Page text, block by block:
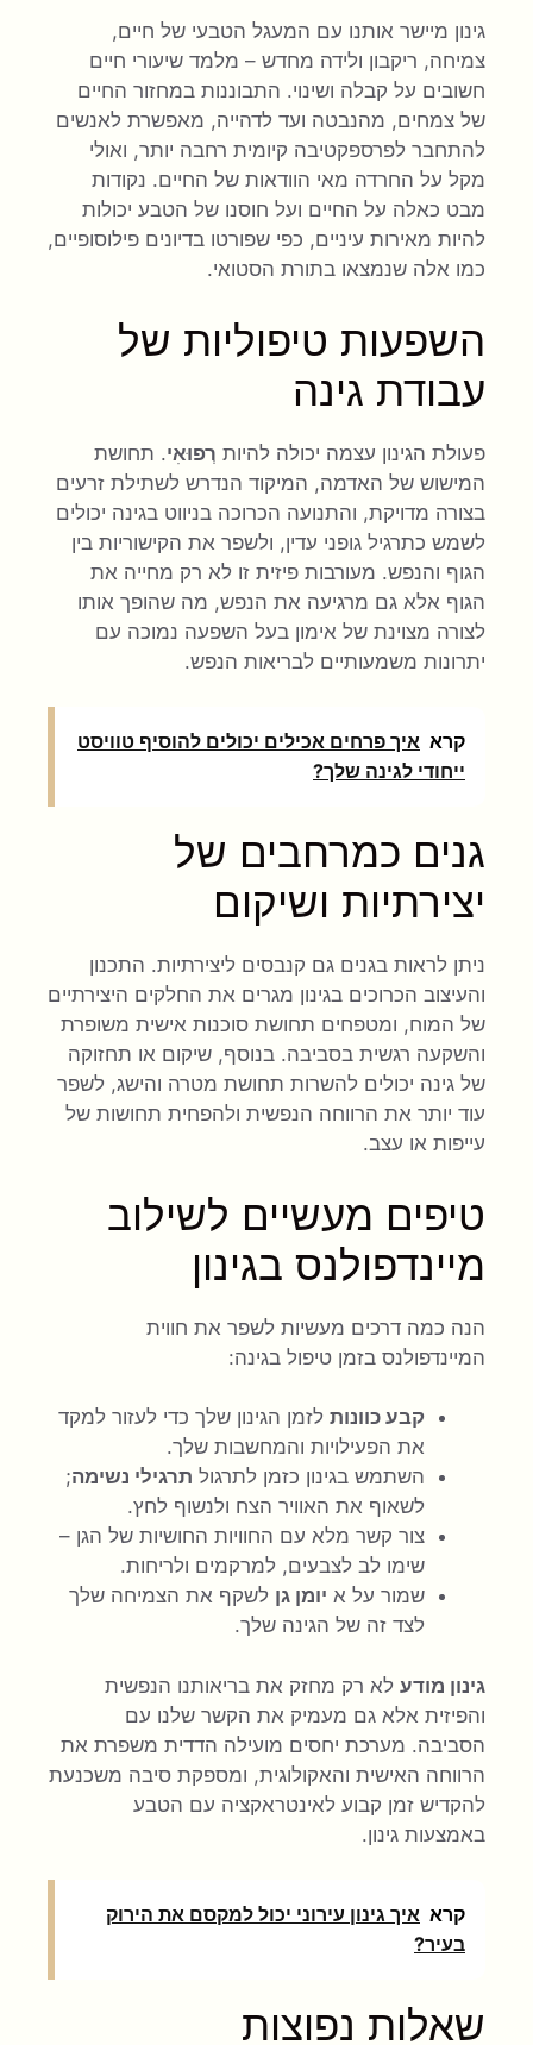
גינון מיישר אותנו עם המעגל הטבעי של חיים,
צמיחה, ריקבון ולידה מחדש – מלמד שיעורי חיים
חשובים על קבלה ושינוי. התבוננות במחזור החיים
של צמחים, מהנבטה ועד לדהייה, מאפשרת לאנשים
להתחבר לפרספקטיבה קיומית רחבה יותר, ואולי
מקל על החרדה מאי הוודאות של החיים. נקודות
מבט כאלה על החיים ועל חוסנו של הטבע יכולות
להיות מאירות עיניים, כפי שפורטו בדיונים פילוסופיים,
כמו אלה שנמצאו בתורת הסטואי.
השפעות טיפוליות של
עבודת גינה
פעולת הגינון עצמה יכולה להיות רְפוּאִי. תחושת
המישוש של האדמה, המיקוד הנדרש לשתילת זרעים
בצורה מדויקת, והתנועה הכרוכה בניווט בגינה יכולים
לשמש כתרגיל גופני עדין, ולשפר את הקישוריות בין
הגוף והנפש. מעורבות פיזית זו לא רק מחייה את
הגוף אלא גם מרגיעה את הנפש, מה שהופך אותו
לצורה מצוינת של אימון בעל השפעה נמוכה עם
יתרונות משמעותיים לבריאות הנפש.
קרא איך פרחים אכילים יכולים להוסיף טוויסט
ייחודי לגינה שלך?
גנים כמרחבים של
יצירתיות ושיקום
ניתן לראות בגנים גם קנבסים ליצירתיות. התכנון
והעיצוב הכרוכים בגינון מגרים את החלקים היצירתיים
של המוח, ומטפחים תחושת סוכנות אישית משופרת
והשקעה רגשית בסביבה. בנוסף, שיקום או תחזוקה
של גינה יכולים להשרות תחושת מטרה והישג, לשפר
עוד יותר את הרווחה הנפשית ולהפחית תחושות של
עייפות או עצב.
טיפים מעשיים לשילוב
מיינדפולנס בגינון
הנה כמה דרכים מעשיות לשפר את חווית
המיינדפולנס בזמן טיפול בגינה:
קבע כוונות לזמן הגינון שלך כדי לעזור למקד
את הפעילויות והמחשבות שלך.
השתמש בגינון כזמן לתרגול תרגילי נשימה;
לשאוף את האוויר הצח ולנשוף לחץ.
צור קשר מלא עם החוויות החושיות של הגן –
שימו לב לצבעים, למרקמים ולריחות.
שמור על א יומן גן לשקף את הצמיחה שלך
לצד זה של הגינה שלך.
גינון מודע לא רק מחזק את בריאותנו הנפשית
והפיזית אלא גם מעמיק את הקשר שלנו עם
הסביבה. מערכת יחסים מועילה הדדית משפרת את
הרווחה האישית והאקולוגית, ומספקת סיבה משכנעת
להקדיש זמן קבוע לאינטראקציה עם הטבע
באמצעות גינון.
קרא איך גינון עירוני יכול למקסם את הירוק
בעיר?
שאלות נפוצות